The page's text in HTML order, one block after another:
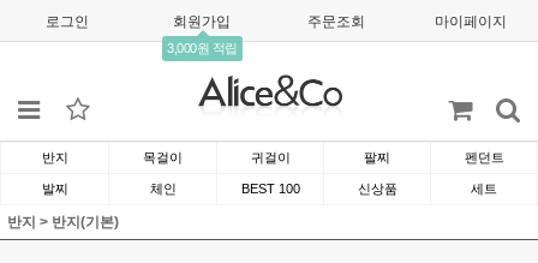
로그인 회원가입
3,000원 적립
주문조회 마이페이지
반지 목걸이 귀걸이 팔찌 펜던트
발찌 체인 BEST 100 신상품 세트
반지 > 반지(기본)